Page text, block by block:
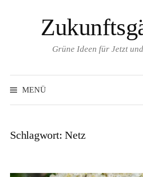
überspringen
Grüne Ideen für Jetzt
MENÜ
Schlagwort:Netz